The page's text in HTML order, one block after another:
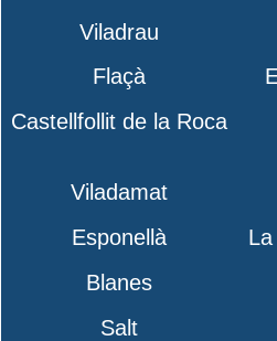
Viladrau
Flaçà
Castellfollit de la Roca
Viladamat
Esponellà
Blanes
Salt